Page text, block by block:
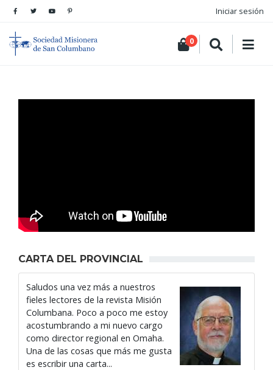
Iniciar sesión
0
CARTA DEL PROVINCIAL
Saludos una vez más a nuestros
fieles lectores de la revista Misión
Columbana. Poco a poco me estoy
acostumbrando a mi nuevo cargo
como director regional en Omaha.
Una de las cosas que más me gusta
es escribir una carta...